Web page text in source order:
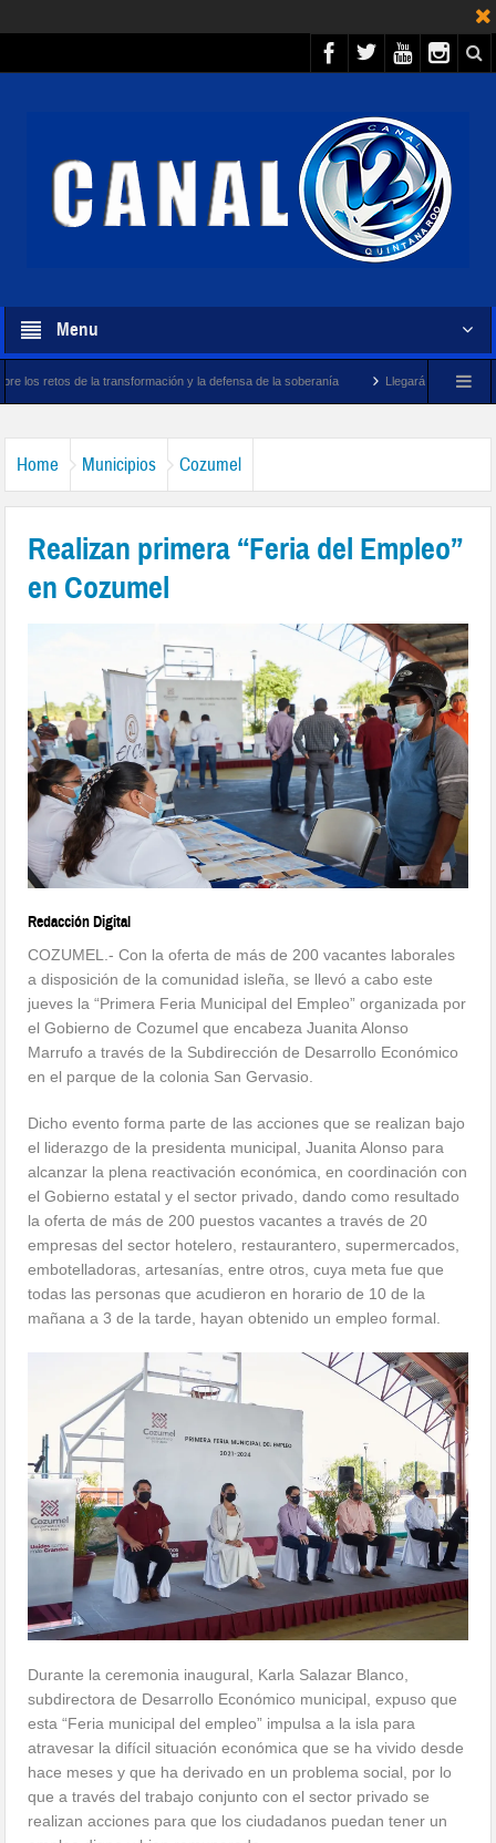
Menu
y la defensa de la soberanía Llegará megabuque sargacero de la
Home Municipios Cozumel
Realizan primera “Feria del Empleo”
en Cozumel
Redacción Digital
COZUMEL.- Con la oferta de más de 200 vacantes laborales
a disposición de la comunidad isleña, se llevó a cabo este
jueves la “Primera Feria Municipal del Empleo” organizada por
el Gobierno de Cozumel que encabeza Juanita Alonso
Marrufo a través de la Subdirección de Desarrollo Económico
en el parque de la colonia San Gervasio.
Dicho evento forma parte de las acciones que se realizan bajo
el liderazgo de la presidenta municipal, Juanita Alonso para
alcanzar la plena reactivación económica, en coordinación con
el Gobierno estatal y el sector privado, dando como resultado
la oferta de más de 200 puestos vacantes a través de 20
empresas del sector hotelero, restaurantero, supermercados,
embotelladoras, artesanías, entre otros, cuya meta fue que
todas las personas que acudieron en horario de 10 de la
mañana a 3 de la tarde, hayan obtenido un empleo formal.
Durante la ceremonia inaugural, Karla Salazar Blanco,
subdirectora de Desarrollo Económico municipal, expuso que
esta “Feria municipal del empleo” impulsa a la isla para
atravesar la difícil situación económica que se ha vivido desde
hace meses y que ha derivado en un problema social, por lo
que a través del trabajo conjunto con el sector privado se
realizan acciones para que los ciudadanos puedan tener un